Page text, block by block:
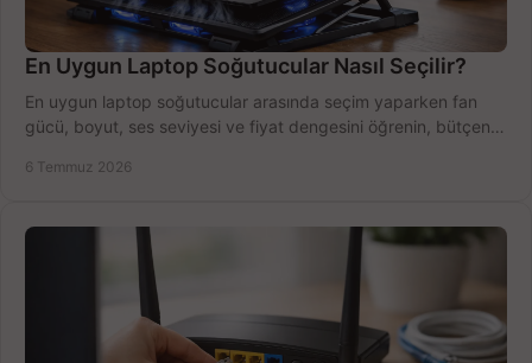
En Uygun Laptop Soğutucular Nasıl Seçilir?
En uygun laptop soğutucular arasında seçim yaparken fan
gücü, boyut, ses seviyesi ve fiyat dengesini öğrenin, bütçenizi
6 Temmuz 2026